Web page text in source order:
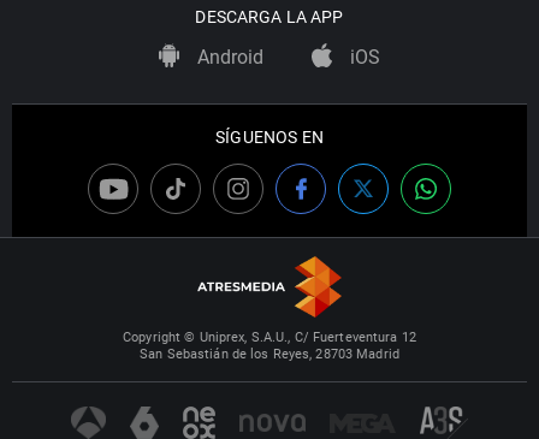
DESCARGA LA APP
Android iOS
SÍGUENOS EN
Copyright © Uniprex, S.A.U., C/ Fuerteventura 12
San Sebastián de los Reyes, 28703 Madrid